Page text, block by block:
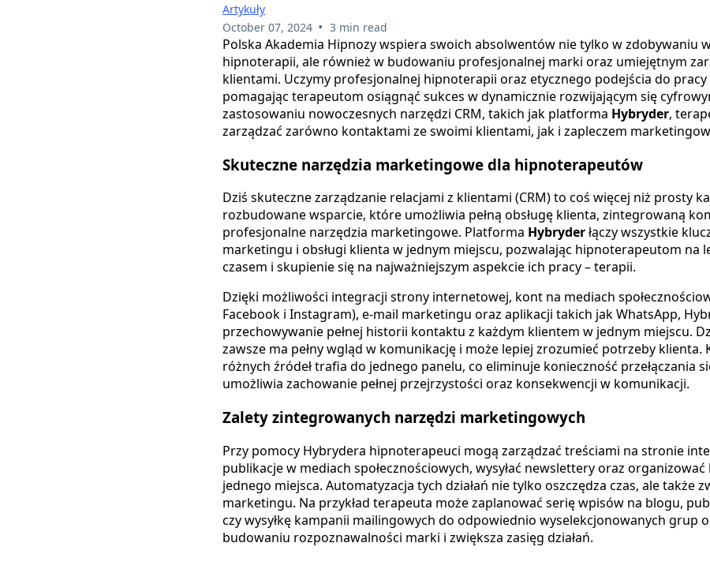
Artykuły
October 07, 2024 • 3 min read
Polska Akademia Hipnozy wspiera swoich absolwentów nie tylko w zdobywaniu
hipnoterapii, ale również w budowaniu profesjonalnej marki oraz umiejętnym
klientami. Uczymy profesjonalnej hipnoterapii oraz etycznego podejścia do pracy
pomagając terapeutom osiągnąć sukces w dynamicznie rozwijającym się
zastosowaniu nowoczesnych narzędzi CRM, takich jak platforma Hybryder,
zarządzać zarówno kontaktami ze swoimi klientami, jak i zapleczem
Skuteczne narzędzia marketingowe dla hipnoterapeutów
Dziś skuteczne zarządzanie relacjami z klientami (CRM) to coś więcej niż prosty
rozbudowane wsparcie, które umożliwia pełną obsługę klienta, zintegrowaną
profesjonalne narzędzia marketingowe. Platforma Hybryderłączy wszystkie
marketingu i obsługi klienta w jednym miejscu, pozwalając hipnoterapeutom na
czasem i skupienie się na najważniejszym aspekcie ich pracy – terapii.
Dzięki możliwości integracji strony internetowej, kont na mediach
Facebook i Instagram), e-mail marketingu oraz aplikacji takich jak WhatsApp,
przechowywanie pełnej historii kontaktu z każdym klientem w jednym miejscu.
zawsze ma pełny wgląd w komunikację i może lepiej zrozumieć potrzeby klienta.
różnych źródeł trafia do jednego panelu, co eliminuje konieczność przełączania
umożliwia zachowanie pełnej przejrzystości oraz konsekwencji w komunikacji.
Zalety zintegrowanych narzędzi marketingowych
Przy pomocy Hybrydera hipnoterapeuci mogą zarządzać treściami na stronie
publikacje w mediach społecznościowych, wysyłać newslettery oraz
jednego miejsca. Automatyzacja tych działań nie tylko oszczędza czas, ale także
marketingu. Na przykład terapeuta może zaplanować serię wpisów na blogu,
czy wysyłkę kampanii mailingowych do odpowiednio wyselekcjonowanych grup
budowaniu rozpoznawalności marki i zwiększa zasięg działań.